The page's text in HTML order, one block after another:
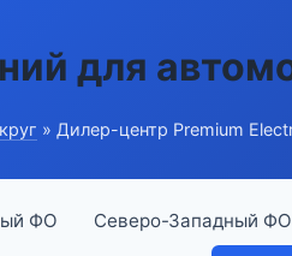
для
» Дилер-центр Premium
ФО Северо-Западный ФО